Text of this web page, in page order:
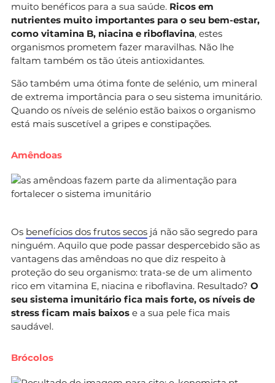
muito benéficos para a sua saúde. Ricos em
nutrientes muito importantes para o seu bem-estar,
como vitamina B, niacina e riboflavina, estes
organismos prometem fazer maravilhas. Não lhe
faltam também os tão úteis antioxidantes.
São também uma ótima fonte de selénio, um mineral
de extrema importância para o seu sistema imunitário.
Quando os níveis de selénio estão baixos o organismo
está mais suscetível a gripes e constipações.
Amêndoas
Os benefícios dos frutos secos já não são segredo para
ninguém. Aquilo que pode passar despercebido são as
vantagens das amêndoas no que diz respeito à
proteção do seu organismo: trata-se de um alimento
rico em vitamina E, niacina e riboflavina. Resultado? O
seu sistema imunitário fica mais forte, os níveis de
stress ficam mais baixos e a sua pele fica mais
saudável.
Brócolos